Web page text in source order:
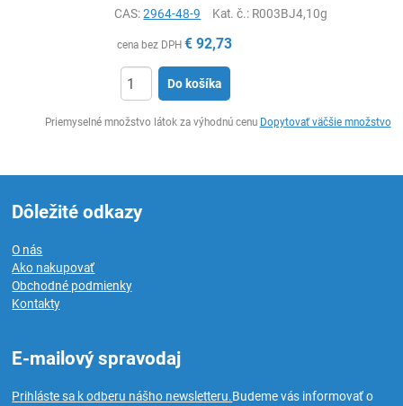
CAS:2964-48-9 Kat. č.: R003BJ4,10g
cena bez DPH € 92,73
Do košíka
Priemyselné množstvo látok za výhodnú cenu Dopytovať väčšie množstvo
Dôležité odkazy
O nás
Ako nakupovať
Obchodné podmienky
Kontakty
E-mailový spravodaj
Prihláste sa k odberu nášho newsletteru.Budeme vás informovať o